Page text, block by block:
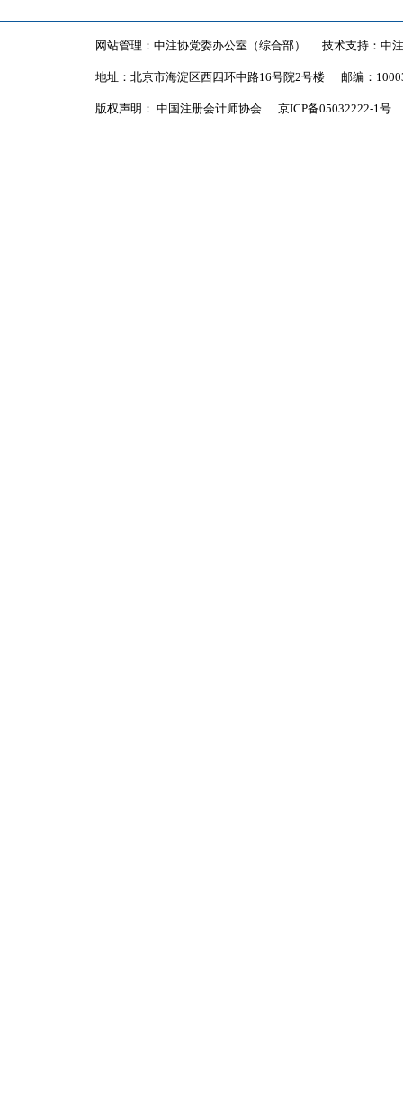
网站管理：中注协党委办公室（综合部） 技术支持：中
地址：北京市海淀区西四环中路16号院2号楼 邮编：
版权声明： 中国注册会计师协会 京ICP备05032222-1号